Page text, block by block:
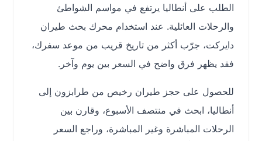
الطلب على أنطاليا يرتفع في مواسم الشواطئ
والرحلات العائلية. عند استخدام محرك بحث طيران
دايركت، جرّب أكثر من تاريخ قريب من موعد سفرك،
فقد يظهر فرق واضح في السعر بين يوم وآخر.
للحصول على حجز طيران رخيص من طرابزون إلى
أنطاليا، ابحث في منتصف الأسبوع، وقارن بين
الرحلات المباشرة وغير المباشرة، وراجع السعر